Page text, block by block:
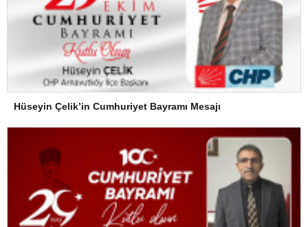
Hüseyin Çelik’in Cumhuriyet Bayramı Mesajı